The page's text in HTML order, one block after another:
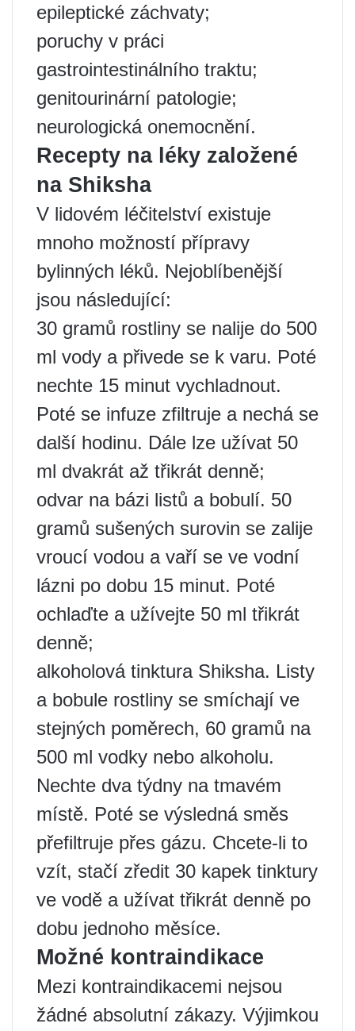
epileptické záchvaty;
poruchy v práci
gastrointestinálního traktu;
genitourinární patologie;
neurologická onemocnění.
Recepty na léky založené
na Shiksha
V lidovém léčitelství existuje
mnoho možností přípravy
bylinných léků. Nejoblíbenější
jsou následující:
30 gramů rostliny se nalije do 500
ml vody a přivede se k varu. Poté
nechte 15 minut vychladnout.
Poté se infuze zfiltruje a nechá se
další hodinu. Dále lze užívat 50
ml dvakrát až třikrát denně;
odvar na bázi listů a bobulí. 50
gramů sušených surovin se zalije
vroucí vodou a vaří se ve vodní
lázni po dobu 15 minut. Poté
ochlaďte a užívejte 50 ml třikrát
denně;
alkoholová tinktura Shiksha. Listy
a bobule rostliny se smíchají ve
stejných poměrech, 60 gramů na
500 ml vodky nebo alkoholu.
Nechte dva týdny na tmavém
místě. Poté se výsledná směs
přefiltruje přes gázu. Chcete-li to
vzít, stačí zředit 30 kapek tinktury
ve vodě a užívat třikrát denně po
dobu jednoho měsíce.
Možné kontraindikace
Mezi kontraindikacemi nejsou
žádné absolutní zákazy. Výjimkou